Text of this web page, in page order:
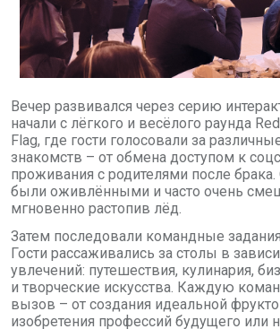
Вечер развивался через серию
начали с лёгкого и весёлого раунда
Flag, где гости голосовали за
знакомств – от обмена доступом к
проживания с родителями после
были оживлёнными и часто очень
мгновенно растопив лёд.
Затем последовали командные
Гости рассаживались за столы в
увлечений: путешествия, кулинария,
и творческие искусства. Каждую
вызов – от создания идеальной
изобретения профессий будущего или